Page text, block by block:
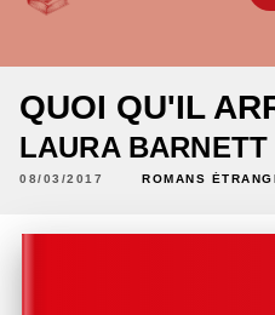
QUOI QU'IL
LAURA BARNETT
08/03/2017 ROMANS